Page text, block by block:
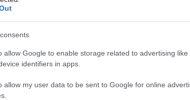
allow Google to enable storage related to advertising like
identifiers in apps.
allow my user data to be sent to Google for online
η ποσότητα του φαγητού [μελέτη]
φάρμακο για τη ναρκοληψία